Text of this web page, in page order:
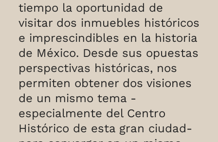
tiempo la oportunidad de
visitar dos inmuebles históricos
e imprescindibles en la historia
de México. Desde sus opuestas
perspectivas históricas, nos
permiten obtener dos visiones
de un mismo tema -
especialmente del Centro
Histórico de esta gran ciudad-